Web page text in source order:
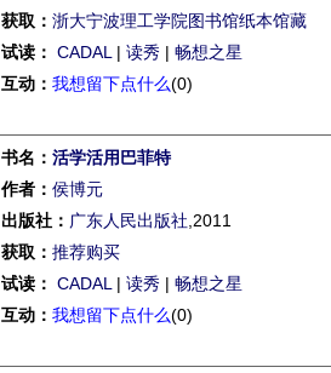
获取： 浙大宁波理工学院图书馆纸本馆藏
试读： CADAL | 读秀 | 畅想之星
互动： 我想留下点什么(0)
书名： 活学活用巴菲特
作者： 侯博元
出版社： 广东人民出版社 ,2011
获取： 推荐购买
试读： CADAL | 读秀 | 畅想之星
互动： 我想留下点什么(0)